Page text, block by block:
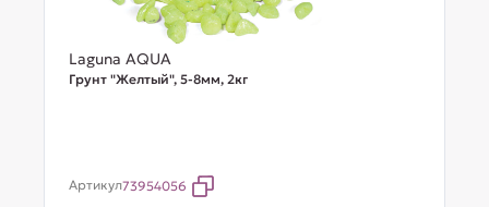
Laguna AQUA
Грунт "Желтый", 5-8мм, 2кг
Артикул73954056